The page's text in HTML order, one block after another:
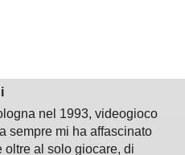
nel 1993, videogioco
sempre mi ha affascinato
oltre al solo giocare, di